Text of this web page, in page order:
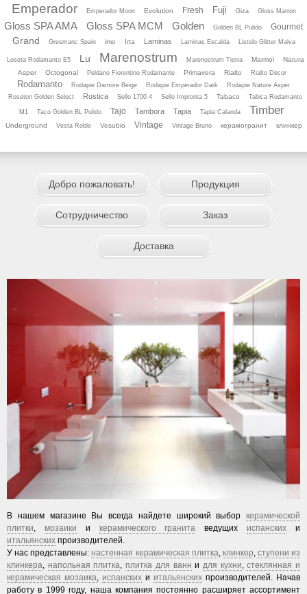
Emperador Emperador Moon Evolution Fresh Fuji Giza Gloss Marron
Gloss SPA AMA Gloss SPA MCM Golden Golden BL Pulido Gourmet
Grand Gresmanc Spain imo Irta Laminas Laminas Escalda Listelo Glitter Malva
Loseta Rodamanto E5 Lu Marenostrum Marenostrum Tierra Marmol
Natura
Asper
Octogonal Peldano Fiorentino Rodamante Primavera Rialto Rialto Decor
Rodamanto Rodapie Damore Beige Rodapie Emperador Dark
Rodapie Nature Asper
Roseton Golden Select
Rustica Sello 1700 4 Sello Impronta 5 Tabaco Tabica Rodamanto
M1 Taco Golden BL Pulido Tajo Tambora Tapia Tapia Calanda Timber
Underground Vesta Roble Vesubio Vintage Vintage Bruno керамогранит клинкер
Добро пожаловать! Продукция
Сотрудничество Заказ
Доставка
В нашем магазине Вы всегда найдете широкий выбор керамической
плитки, мозаики и керамического гранита ведущих испанских и
итальянских производителей.
У нас представлены: настенная керамическая плитка, клинкер, ступени из
клинкера, напольная плитка, плитка для ванн и для кухни,стеклянная и
керамическая мозаика, испанских и итальянских производителей. Начав
работу в 1999 году, наша компания постоянно расширяет ассортимент